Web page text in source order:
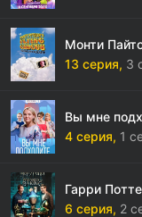
Монти
13 серия, 3
Вы мне
4 серия, 1
Гарри
6 серия, 2